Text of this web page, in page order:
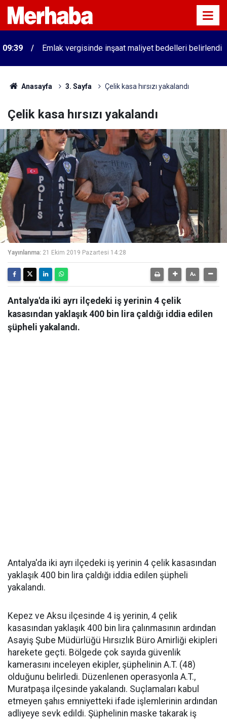
09:39 Emlak vergisinde inşaat maliyet bedelleri belirlendi
Anasayfa 3. Sayfa Çelik kasa hırsızı yakalandı
Çelik kasa hırsızı yakalandı
Yayınlanma: 21 Ekim 2019 Pazartesi 14:28
Antalya'da iki ayrı ilçedeki iş yerinin 4 çelik
kasasından yaklaşık 400 bin lira çaldığı iddia edilen
şüpheli yakalandı.
Antalya'da iki ayrı ilçedeki iş yerinin 4 çelik kasasından
yaklaşık 400 bin lira çaldığı iddia edilen şüpheli
yakalandı.
Kepez ve Aksu ilçesinde 4 iş yerinin, 4 çelik
kasasından yaklaşık 400 bin lira çalınmasının ardından
Asayiş Şube Müdürlüğü Hırsızlık Büro Amirliği ekipleri
harekete geçti. Bölgede çok sayıda güvenlik
kamerasını inceleyen ekipler, şüphelinin A.T. (48)
olduğunu belirledi. Düzenlenen operasyonla A.T.,
Muratpaşa ilçesinde yakalandı. Suçlamaları kabul
etmeyen şahıs emniyetteki ifade işlemlerinin ardından
adliyeye sevk edildi. Şüphelinin maske takarak iş